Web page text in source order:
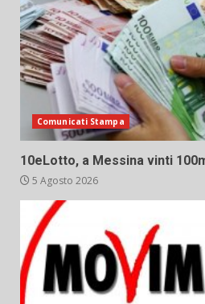
Comunicati Stampa
10eLotto, a Messina vinti
5 Agosto 2026